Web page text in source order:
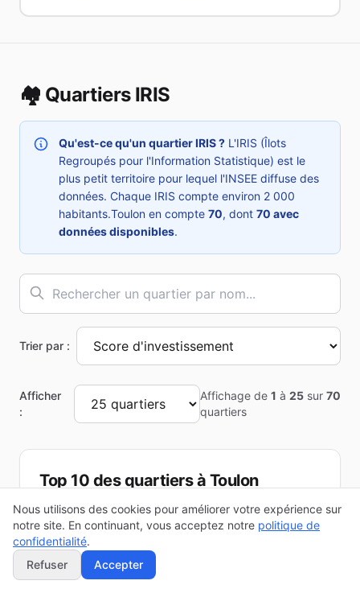
🏘️ Quartiers IRIS
Qu'est-ce qu'un quartier IRIS ? L'IRIS (Îlots
Regroupés pour l'Information Statistique) est le
plus petit territoire pour lequel l'INSEE diffuse des
données. Chaque IRIS compte environ 2 000
habitants.Toulon en compte 70, dont 70 avec
données disponibles.
Trier par :
Afficher
:
Affichage de 1 à 25 sur 70
quartiers
Top 10 des quartiers à Toulon
Classement basé sur le score d'investissement
calculé à partir des données INSEE
🥇 Pont Neuf
Nous utilisons des cookies pour améliorer votre expérience sur
notre site. En continuant, vous acceptez notre politique de
confidentialité.
Refuser
Accepter